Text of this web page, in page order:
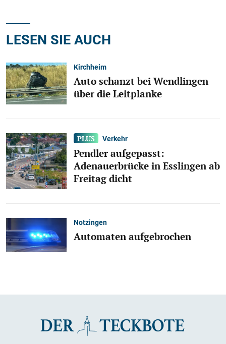
LESEN SIE AUCH
Kirchheim
Auto schanzt bei Wendlingen
über die Leitplanke
Verkehr
Pendler aufgepasst:
Adenauerbrücke in Esslingen ab
Freitag dicht
Notzingen
Automaten aufgebrochen